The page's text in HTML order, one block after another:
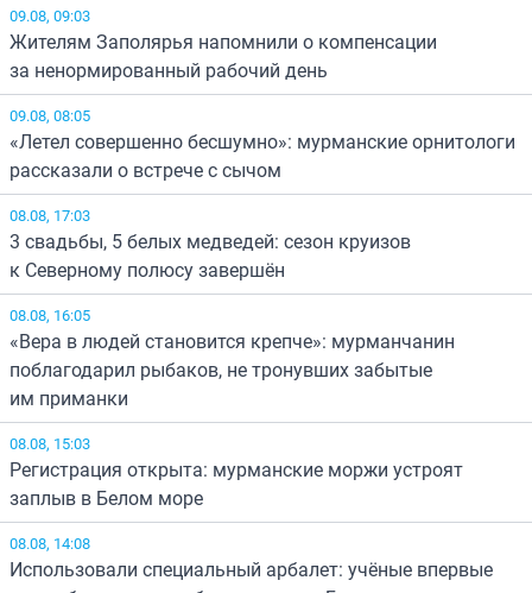
09.08, 09:03
Жителям Заполярья напомнили о компенсации
за ненормированный рабочий день
09.08, 08:05
«Летел совершенно бесшумно»: мурманские орнитологи
рассказали о встрече с сычом
08.08, 17:03
3 свадьбы, 5 белых медведей: сезон круизов
к Северному полюсу завершён
08.08, 16:05
«Вера в людей становится крепче»: мурманчанин
поблагодарил рыбаков, не тронувших забытые
им приманки
08.08, 15:03
Регистрация открыта: мурманские моржи устроят
заплыв в Белом море
08.08, 14:08
Использовали специальный арбалет: учёные впервые